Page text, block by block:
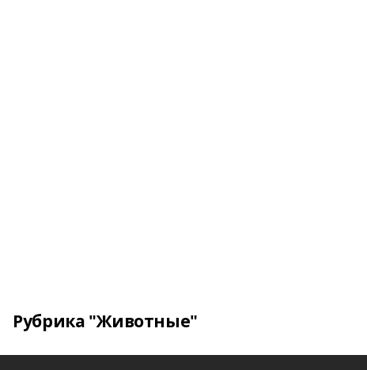
Рубрика "Животные"